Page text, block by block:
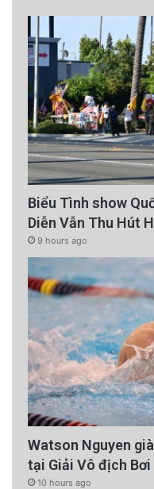
Biểu Tình show
Diễn Vẫn Thu Hút
9 hours ago
Watson Nguyen
tại Giải Vô địch
10 hours ago